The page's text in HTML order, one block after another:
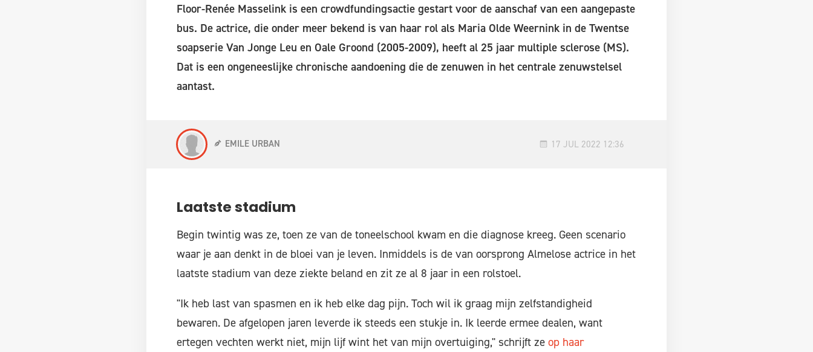
Floor-Renée Masselink is een crowdfundingsactie gestart voor de aanschaf van een aangepaste
bus. De actrice, die onder meer bekend is van haar rol als Maria Olde Weernink in de Twentse
soapserie Van Jonge Leu en Oale Groond (2005-2009), heeft al 25 jaar multiple sclerose (MS).
Dat is een ongeneeslijke chronische aandoening die de zenuwen in het centrale zenuwstelsel
aantast.
EMILE URBAN 17 JUL 2022 12:36
Laatste stadium
Begin twintig was ze, toen ze van de toneelschool kwam en die diagnose kreeg. Geen scenario
waar je aan denkt in de bloei van je leven. Inmiddels is de van oorsprong Almelose actrice in het
laatste stadium van deze ziekte beland en zit ze al 8 jaar in een rolstoel.
"Ik heb last van spasmen en ik heb elke dag pijn. Toch wil ik graag mijn zelfstandigheid
bewaren. De afgelopen jaren leverde ik steeds een stukje in. Ik leerde ermee dealen, want
ertegen vechten werkt niet, mijn lijf wint het van mijn overtuiging," schrijft ze op haar